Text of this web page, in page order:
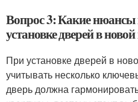
Вопрос 3: Какие
установке дверей в
При установке дверей в
учитывать несколько
дверь должна